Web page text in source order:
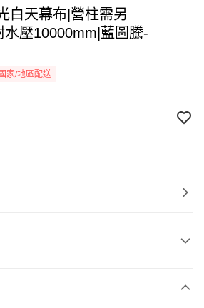
白天幕布|營柱需另
水壓10000mm|藍圖騰-
國家/地區配送